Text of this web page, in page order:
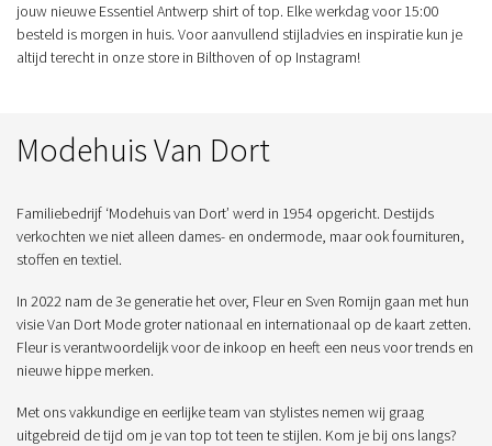
jouw nieuwe Essentiel Antwerp shirt of top. Elke werkdag voor 15:00
besteld is morgen in huis. Voor aanvullend stijladvies en inspiratie kun je
altijd terecht in onze store in Bilthoven of op Instagram!
Modehuis Van Dort
Familiebedrijf ‘Modehuis van Dort’ werd in 1954 opgericht. Destijds
verkochten we niet alleen dames- en ondermode, maar ook fournituren,
stoffen en textiel.
In 2022 nam de 3e generatie het over, Fleur en Sven Romijn gaan met hun
visie Van Dort Mode groter nationaal en internationaal op de kaart zetten.
Fleur is verantwoordelijk voor de inkoop en heeft een neus voor trends en
nieuwe hippe merken.
Met ons vakkundige en eerlijke team van stylistes nemen wij graag
uitgebreid de tijd om je van top tot teen te stijlen. Kom je bij ons langs?